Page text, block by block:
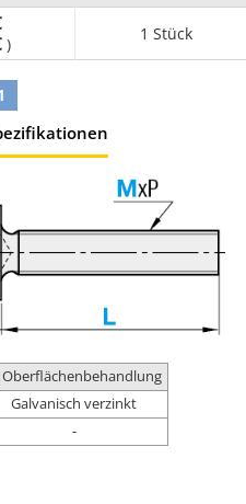
)
1 Stück
Oberflächenbehandlung
Galvanisch verzinkt
-